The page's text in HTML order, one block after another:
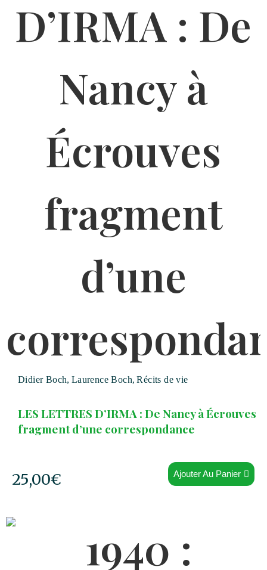
Didier Boch, Laurence Boch, Récits de vie
LES LETTRES D’IRMA : De Nancy à Écrouves
fragment d’une correspondance
25,00€ Ajouter Au Panier